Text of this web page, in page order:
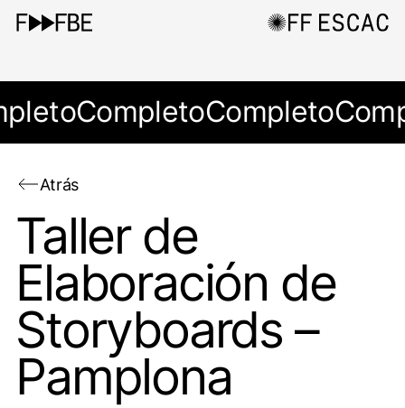
CompletoCompleto
Atrás
Taller de
Elaboración de
Storyboards –
Pamplona